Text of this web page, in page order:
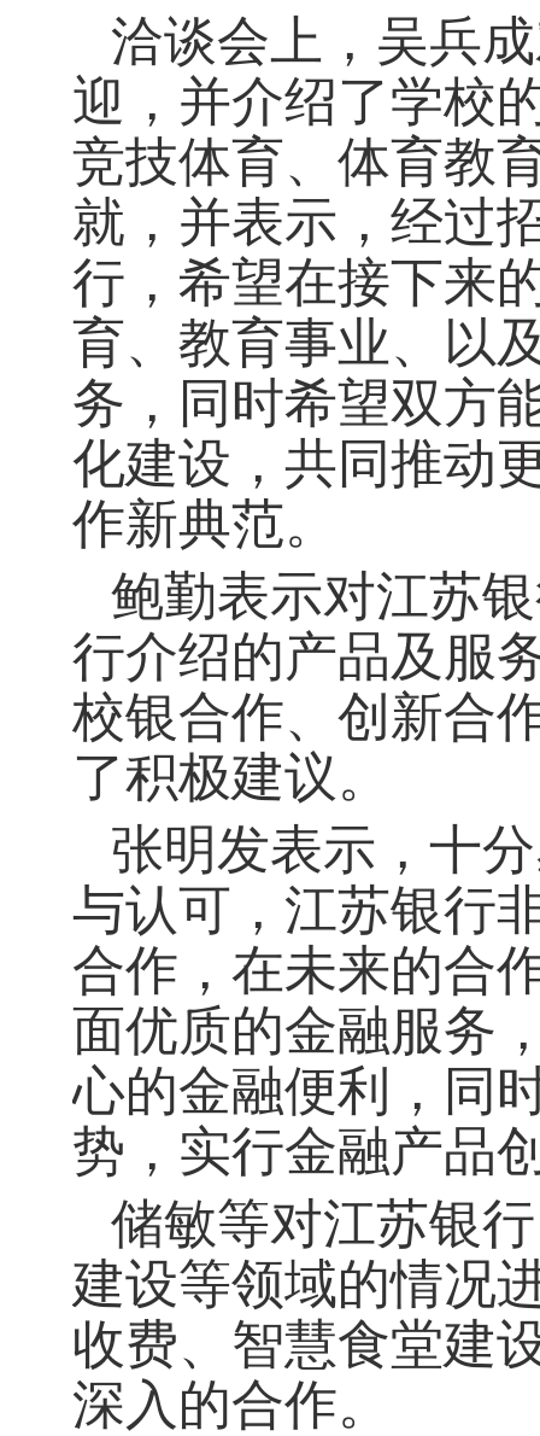
洽谈会上， 吴兵成
迎，并介绍了学校
竞技体育、体育教
就，并表示，经过
行，希望在接下来
育、教育事业、以
务，同时希望双方
化建设，共同推动
作新典范。
鲍勤表示对江苏
行介绍的产品及服
校银合作、创新合
了积极建议。
张明发表示，十
与认可，江苏银行
合作，在未来的合
面优质的金融服务
心的金融便利，同
势，实行金融产品
储敏等对江苏银
建设等领域的情况
收费、智慧食堂建
深入的合作。